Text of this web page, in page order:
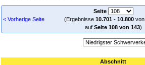
< Vorherige Seite
Seite
(Ergebnisse 10.701- 10.800von
auf Seite 108 von 143)
Abschnitt